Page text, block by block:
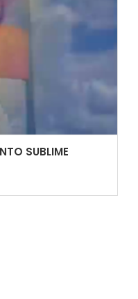
SUBLIME